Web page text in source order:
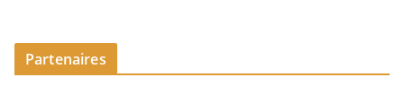
Partenaires